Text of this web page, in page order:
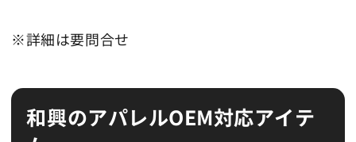
※詳細は要問合せ
和興のアパレルOEM対応アイテ